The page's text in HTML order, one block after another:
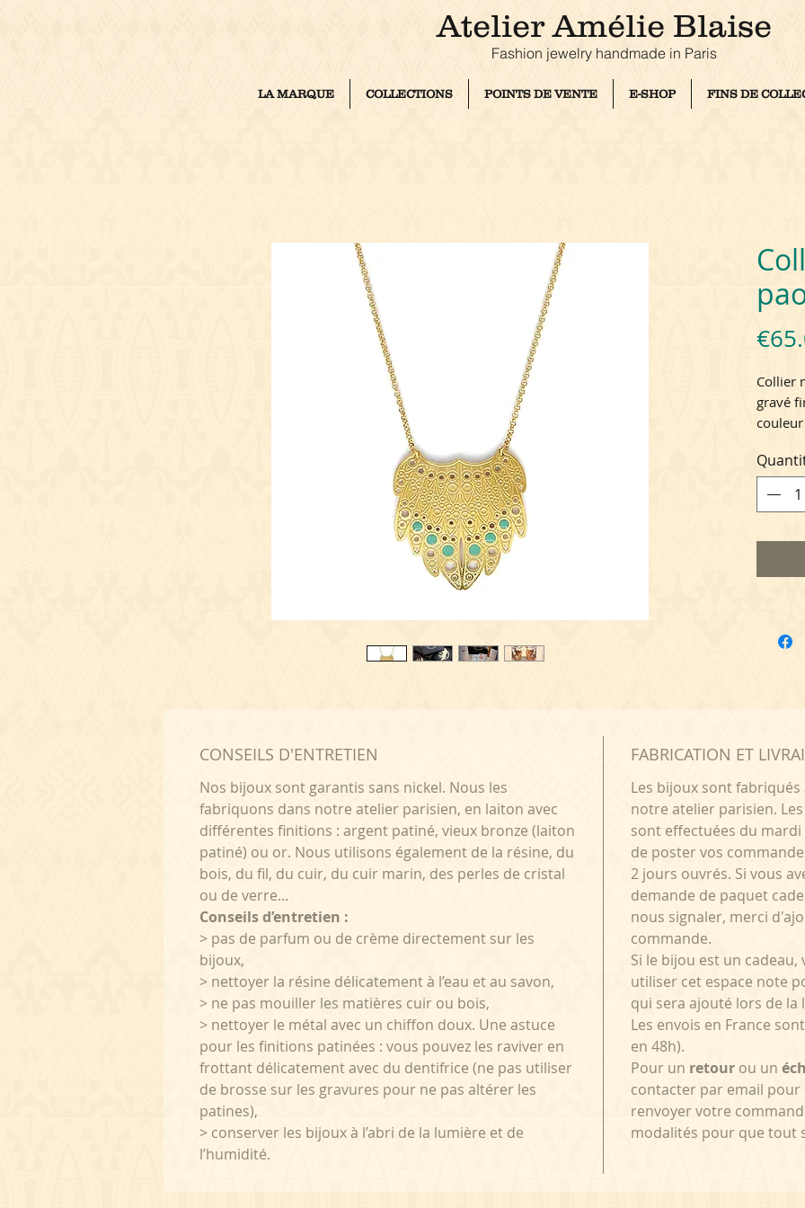
LA MARQUE COLLECTIONS POINTS DE VENTE E-SHOP FINS DE
Atelier Amélie Blaise
Fashion jewelry handmade in Paris
Collier
gravé
éditée
CONSEILS D'ENTRETIEN
Nos bijoux sont garantis sans nickel. Nous les
fabriquons dans notre atelier parisien, en laiton avec
différentes finitions : argent patiné, vieux bronze (laiton
patiné) ou or. Nous utilisons également de la résine, du
bois, du fil, du cuir, du cuir marin, des perles de cristal
ou de verre...
Conseils d’entretien :
> pas de parfum ou de crème directement sur les
bijoux,
> nettoyer la résine délicatement à l’eau et au savon,
> ne pas mouiller les matières cuir ou bois,
> nettoyer le métal avec un chiffon doux. Une astuce
pour les finitions patinées : vous pouvez les raviver en
frottant délicatement avec du dentifrice (ne pas utiliser
de brosse sur les gravures pour ne pas altérer les
patines),
> conserver les bijoux à l’abri de la lumière et de
l’humidité.
FABRICATION ET
Les bijoux sont
notre atelier parisien.
sont effectuées du
de poster vos
2 jours ouvrés. Si vous
demande de paquet
nous signaler, merci
commande.
Si le bijou est un
utiliser cet espace note
qui sera ajouté lors de la
Les envois en France
en 48h).
Pour un retour ou un
contacter par email
renvoyer votre
modalités pour que tout